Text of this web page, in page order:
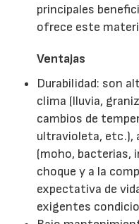
principales
ofrece este
Ventajas
Durabilidad: son
clima (lluvia,
cambios de
ultravioleta, etc.),
(moho, bacterias,
choque y a la
expectativa de
exigentes